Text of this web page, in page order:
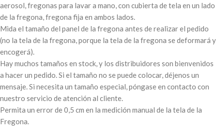
aerosol, fregonas para lavar a mano, con cubierta de tela en un lado
de la fregona, fregona fija en ambos lados.
Mida el tamaño del panel de la fregona antes de realizar el pedido
(no la tela de la fregona, porque la tela de la fregona se deformará y
encogerá).
Hay muchos tamaños en stock, y los distribuidores son bienvenidos
a hacer un pedido. Si el tamaño no se puede colocar, déjenos un
mensaje. Si necesita un tamaño especial, póngase en contacto con
nuestro servicio de atención al cliente.
Permita un error de 0,5 cm en la medición manual de la tela de la
Fregona.